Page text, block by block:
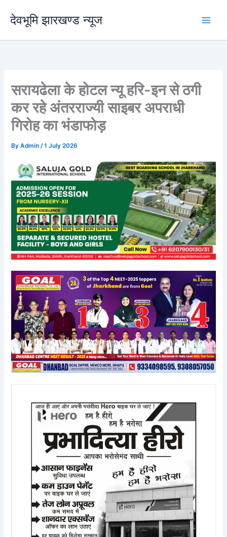
content
देवभूमि झारखण्ड न्यूज
सरायढेला के होटल न्यू हरि-इन से ठगी
कर रहे अंतरराज्यी साइबर अपराधी
गिरोह का भंडाफोड़
ByAdmin/1 July 2026